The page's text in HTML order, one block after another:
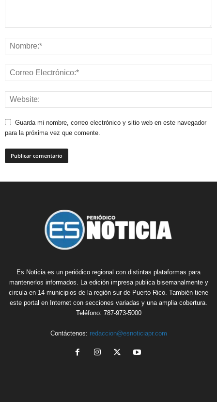
Guarda mi nombre, correo electrónico y sitio web en este navegador
para la próxima vez que comente.
Es Noticia es un periódico regional con distintas plataformas para
mantenerlos informados. La edición impresa publica bisemanalmente y
circula en 14 municipios de la región sur de Puerto Rico. También tiene
este portal en Internet con secciones variadas y una amplia cobertura.
Teléfono: 787-973-5000
Contáctenos: redaccion@esnoticiapr.com